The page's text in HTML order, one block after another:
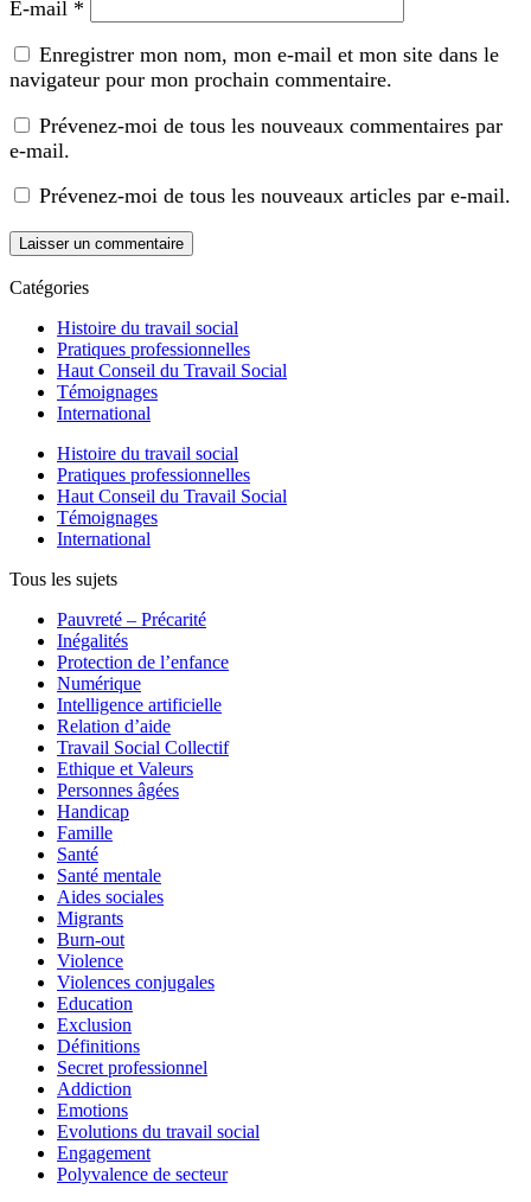
E-mail *
Enregistrer mon nom, mon e-mail et mon site dans le
navigateur pour mon prochain commentaire.
Prévenez-moi de tous les nouveaux commentaires par
e-mail.
Prévenez-moi de tous les nouveaux articles par e-mail.
Catégories
Histoire du travail social
Pratiques professionnelles
Haut Conseil du Travail Social
Témoignages
International
Histoire du travail social
Pratiques professionnelles
Haut Conseil du Travail Social
Témoignages
International
Tous les sujets
Pauvreté – Précarité
Inégalités
Protection de l’enfance
Numérique
Intelligence artificielle
Relation d’aide
Travail Social Collectif
Ethique et Valeurs
Personnes âgées
Handicap
Famille
Santé
Santé mentale
Aides sociales
Migrants
Burn-out
Violence
Violences conjugales
Education
Exclusion
Définitions
Secret professionnel
Addiction
Emotions
Evolutions du travail social
Engagement
Polyvalence de secteur